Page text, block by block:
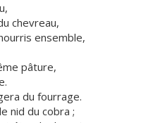
chevreau,
ensemble,
pâture,
du fourrage.
nid du cobra ;